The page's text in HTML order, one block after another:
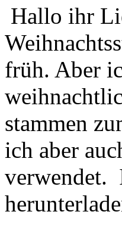
Hallo ihr
früh. Aber
stammen
ich aber
verwendet.